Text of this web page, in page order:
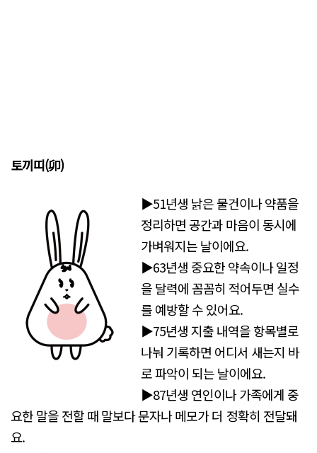
토끼띠(卯)
▶51년생 낡은 물건이나 약품을
정리하면 공간과 마음이 동시에
가벼워지는 날이에요.
▶63년생 중요한 약속이나 일정
을 달력에 꼼꼼히 적어두면 실수
를 예방할 수 있어요.
▶75년생 지출 내역을 항목별로
나눠 기록하면 어디서 새는지 바
로 파악이 되는 날이에요.
▶87년생 연인이나 가족에게 중
요한 말을 전할 때 말보다 문자나 메모가 더 정확히 전달돼
요.